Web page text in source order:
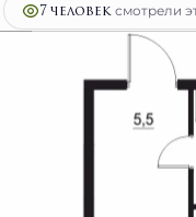
7 человексмотрели